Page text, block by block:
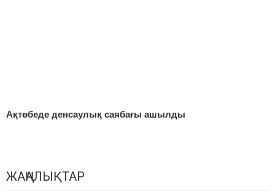
Ақтөбеде денсаулық саябағы ашылды
ЖАҢАЛЫҚТАР